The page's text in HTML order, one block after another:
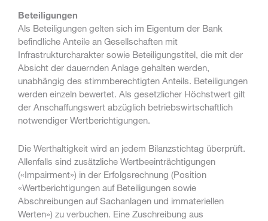
Beteiligungen
Als Beteiligungen gelten sich im Eigentum der Bank
befindliche Anteile an Gesellschaften mit
Infrastrukturcharakter sowie Beteiligungstitel, die mit der
Absicht der dauernden Anlage gehalten werden,
unabhängig des stimmberechtigten Anteils. Beteiligungen
werden einzeln bewertet. Als gesetzlicher Höchstwert gilt
der Anschaffungswert abzüglich betriebswirtschaftlich
notwendiger Wertberichtigungen.
Die Werthaltigkeit wird an jedem Bilanzstichtag überprüft.
Allenfalls sind zusätzliche Wertbeeinträchtigungen
(«Impairment») in der Erfolgsrechnung (Position
«Wertberichtigungen auf Beteiligungen sowie
Abschreibungen auf Sachanlagen und immateriellen
Werten») zu verbuchen. Eine Zuschreibung aus